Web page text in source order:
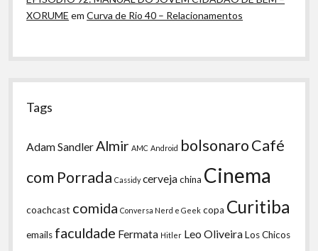
XORUME emCurva de Rio 40 – Relacionamentos
Tags
Adam Sandler Almir AMC Android bolsonaroCafé
com Porrada Cassidy cervejachina Cinema
coachcast comida Conversa Nerd e Geek copa Curitiba
emails faculdade Fermata Hitler Leo OliveiraLos Chicos